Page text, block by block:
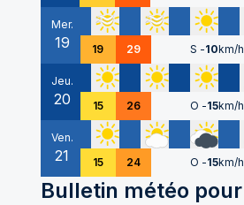
Mer.
19 19 29 S -10km/h
Jeu.
20 15 26 O -15km/h
Ven.
21 15 24 O -15km/h
Bulletin météo pour